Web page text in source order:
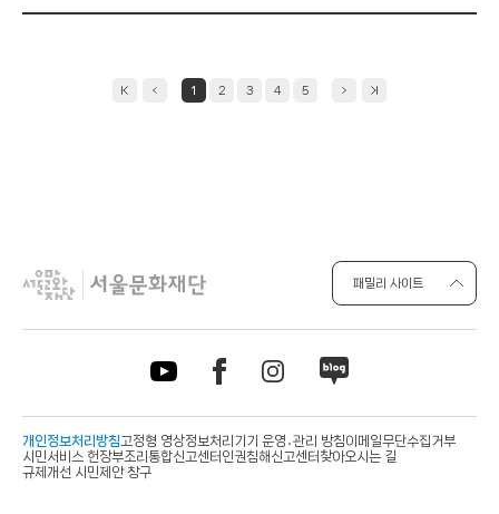
1 2 3 4 5
패밀리 사이트
개인정보처리방침고정형 영상정보처리기기 운영․관리 방침이메일무단수집거부
시민서비스 헌장부조리통합신고센터 인권침해신고센터 찾아오시는 길
규제개선 시민제안 창구